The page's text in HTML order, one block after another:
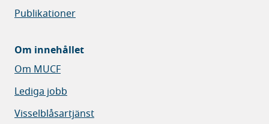
Publikationer
Om innehållet
Om MUCF
Lediga jobb
Visselblåsartjänst